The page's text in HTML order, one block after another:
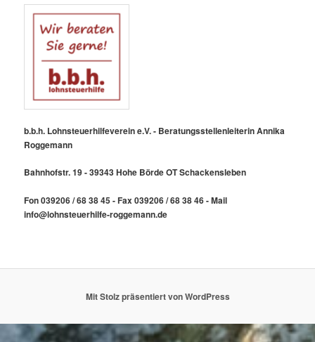
b.b.h. Lohnsteuerhilfeverein e.V. - Beratungsstellenleiterin Annika
Roggemann
Bahnhofstr. 19 - 39343 Hohe Börde OT Schackensleben
Fon 039206 / 68 38 45 - Fax 039206 / 68 38 46 - Mail
info@lohnsteuerhilfe-roggemann.de
Mit Stolz präsentiert von WordPress